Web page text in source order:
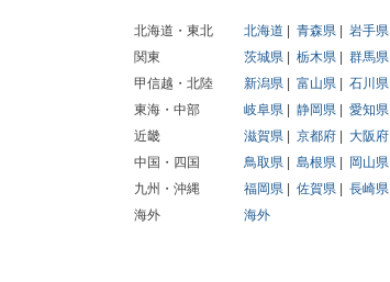
北海道・東北 北海道 青森県 岩手県
関東
茨城県 栃木県 群馬県
甲信越・北陸
新潟県 富山県 石川県
東海・中部
岐阜県 静岡県 愛知県
近畿
滋賀県 京都府 大阪府
中国・四国
鳥取県 島根県 岡山県
九州・沖縄
福岡県 佐賀県 長崎県
海外
海外